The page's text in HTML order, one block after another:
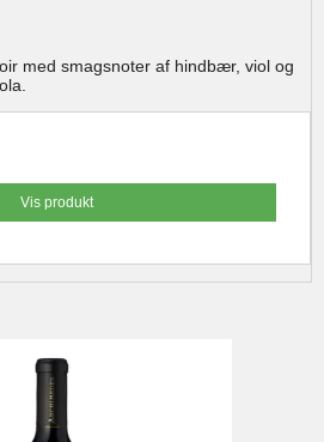
med smagsnoter af hindbær, viol og
Vis produkt